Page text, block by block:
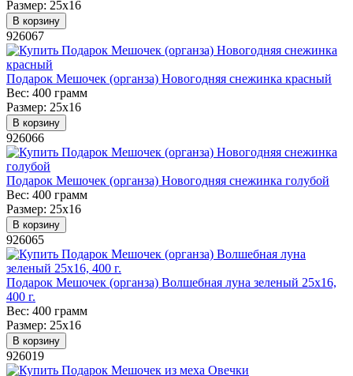
Размер: 25х16
В корзину
926067
Подарок Мешочек (органза) Новогодняя снежинка красный
Вес: 400 грамм
Размер: 25х16
В корзину
926066
Подарок Мешочек (органза) Новогодняя снежинка голубой
Вес: 400 грамм
Размер: 25х16
В корзину
926065
Подарок Мешочек (органза) Волшебная луна зеленый 25х16,
400 г.
Вес: 400 грамм
Размер: 25х16
В корзину
926019